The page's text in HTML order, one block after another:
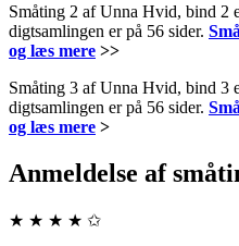
Småting 2 af Unna Hvid, bind 2
digtsamlingen er på 56 sider.
og læs mere >>
Småting 3 af Unna Hvid, bind 3
digtsamlingen er på 56 sider.
og læs mere >
Anmeldelse af
★ ★ ★ ★ ✩